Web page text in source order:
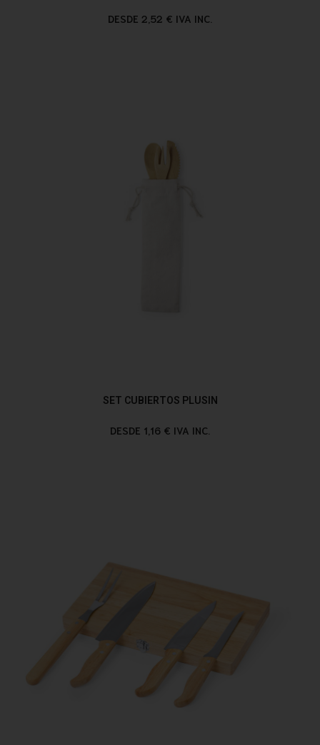
DESDE 2,52 € IVA INC.
SET CUBIERTOS PLUSIN
DESDE 1,16 € IVA INC.